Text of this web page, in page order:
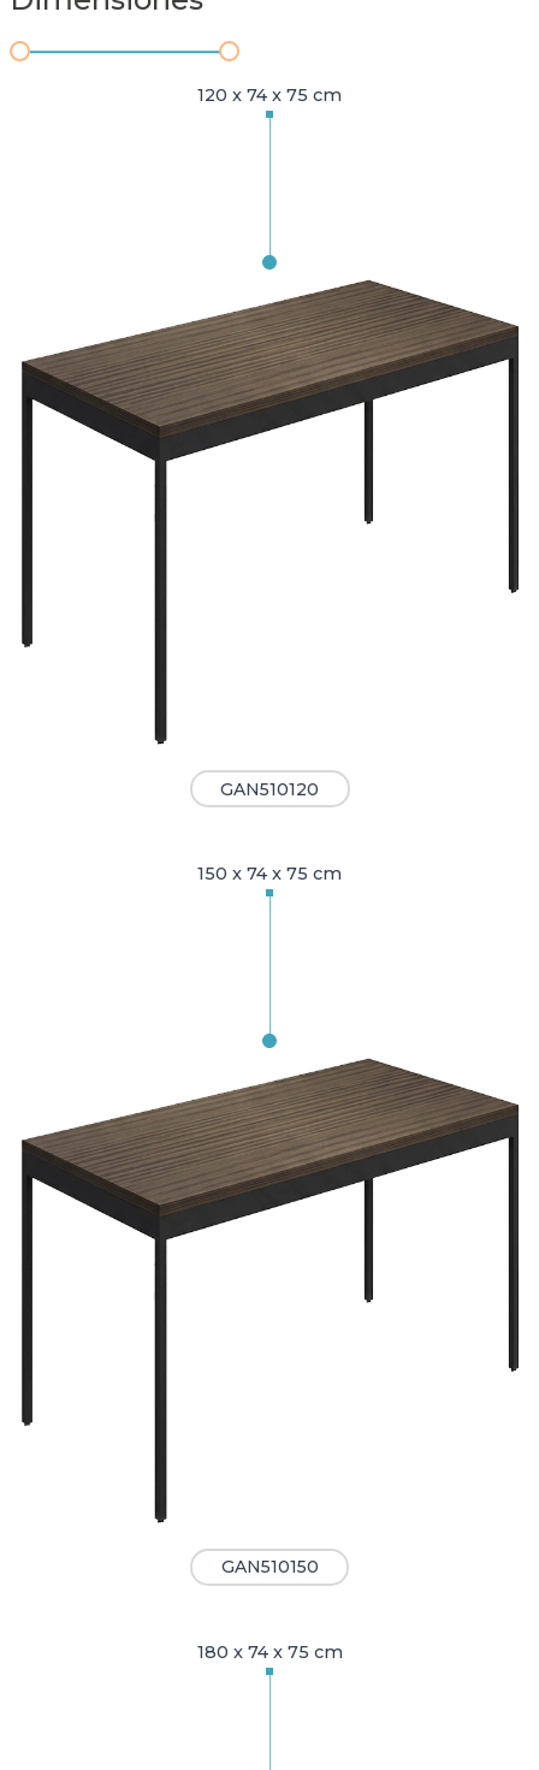
120 x 74 x 75 cm
GAN510120
150 x 74 x 75 cm
GAN510150
180 x 74 x 75 cm